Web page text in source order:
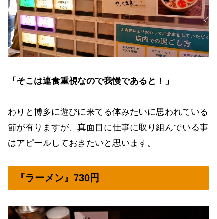
「そこは連食重視なので我慢であると！」
わりと博多に遊びに来てる体みたいに思われている
節が有りますが、真面目に仕事に取り組んでいる事
はアピールしておきたいと思います。
『ラーメン』730円